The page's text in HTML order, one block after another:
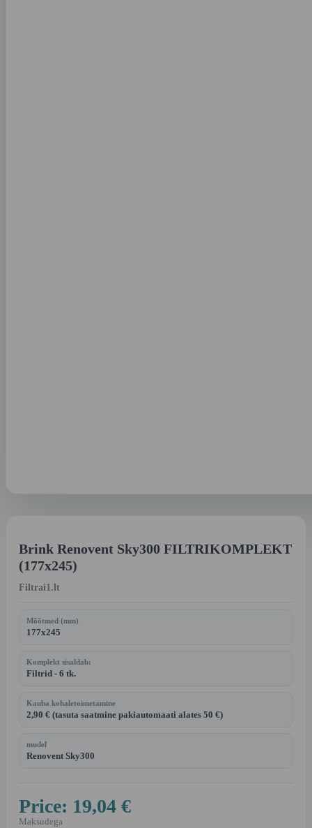
Brink Renovent Sky300 FILTRIKOMPLEKT
(177x245)
Filtrai1.lt
Mõõtmed (mm)
177x245
Komplekt sisaldab:
Filtrid - 6 tk.
Kauba kohaletoimetamine
2,90 € (tasuta saatmine pakiautomaati alates 50 €)
mudel
Renovent Sky300
Price: 19,04 €
Maksudega